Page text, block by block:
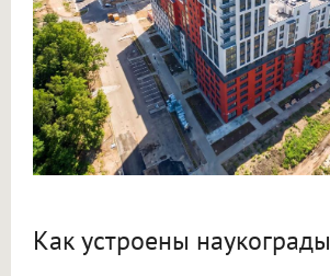
Как устроены наукограды